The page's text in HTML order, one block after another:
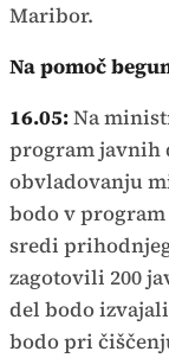
Maribor.
Na pomoč
16.05:Na
program javnih
obvladovanju
bodo v
sredi
zagotovili 200
del bodo
bodo pri